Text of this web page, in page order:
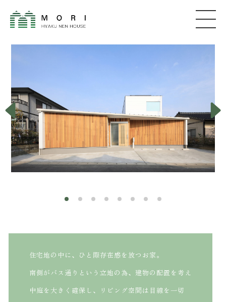
土地情報
当社の実績
お知らせ
ZEHについて
会社概要
よくあるご質問
住宅地の中に、ひと際存在感を放つお家。
南側がバス通りという立地の為、建物の配置を考え
中庭を大きく確保し、リビング空間は目線を一切